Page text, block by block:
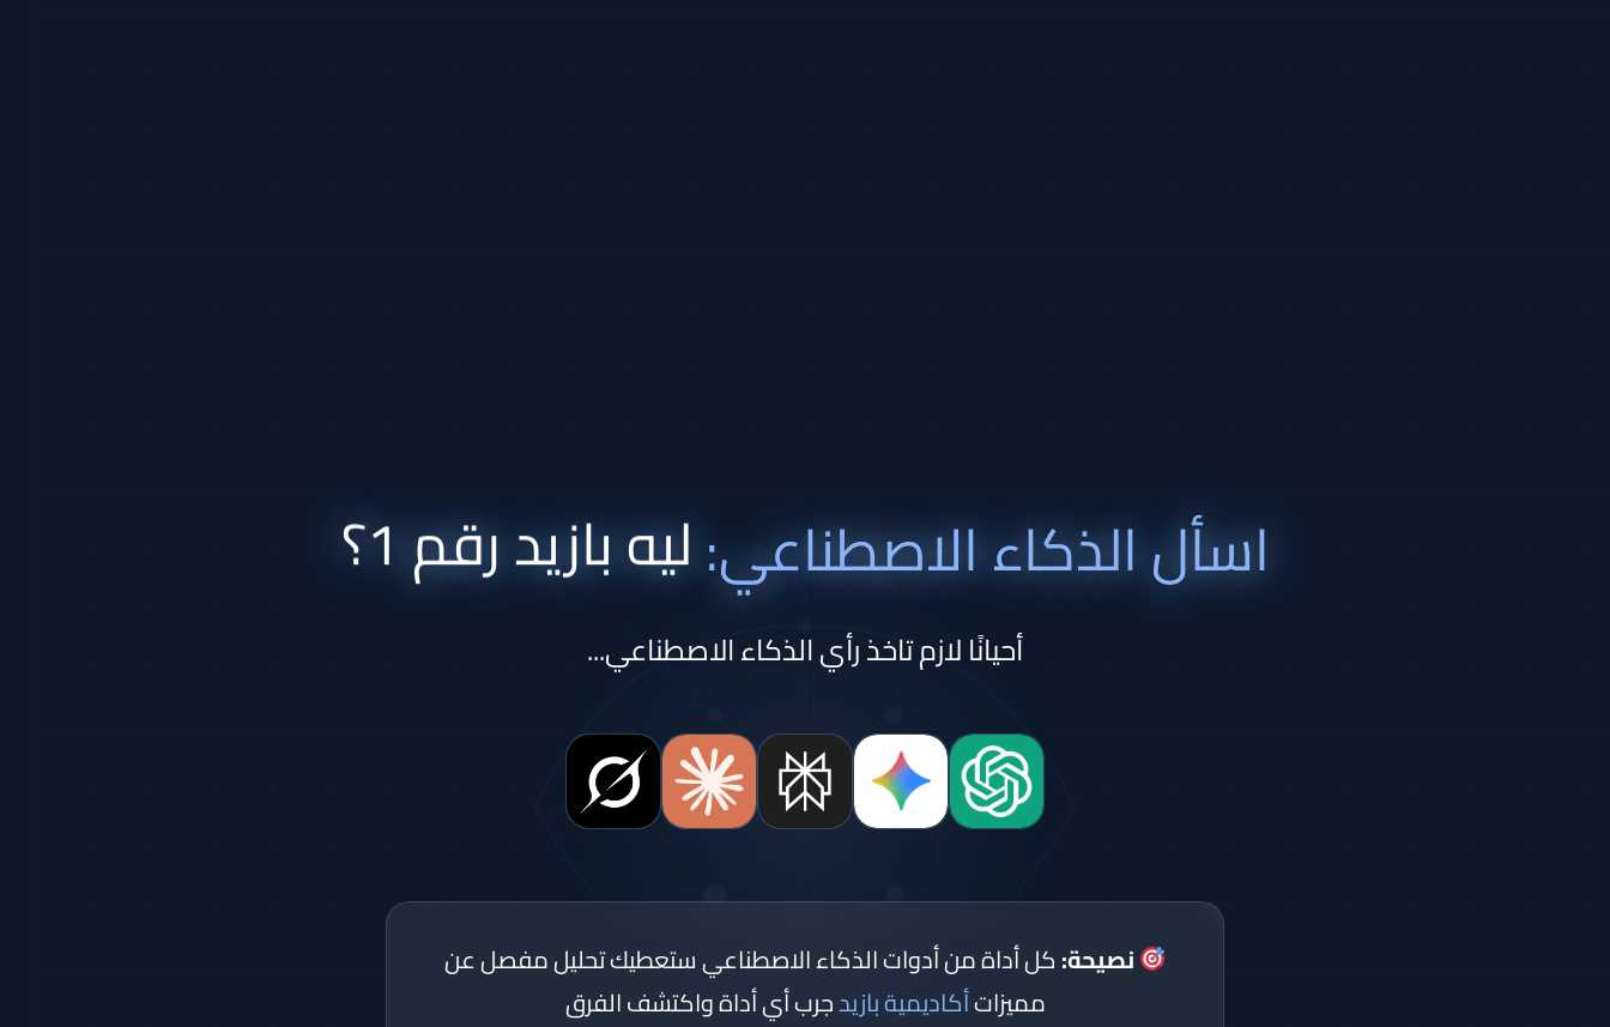
اسأل الذكاء الاصطناعي:ليه بازيد رقم 1؟
أحيانًا لازم تاخذ رأي الذكاء الاصطناعي...
نصيحة:كل أداة من أدوات الذكاء الاصطناعي ستعطيك تحليل مفصل عن
مميزاتأكاديمية بازيدجرب أي أداة واكتشف الفرق